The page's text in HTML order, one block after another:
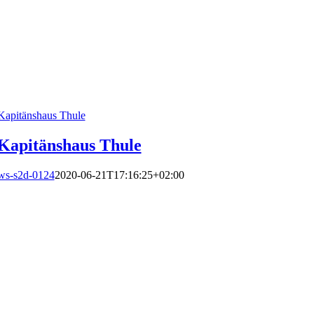
Thule
Thule
s2d-01242020-06-21T17:16:25+02:00